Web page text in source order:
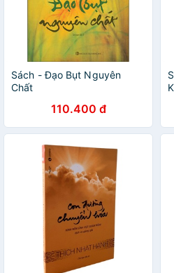
Sách - Đạo Bụt Nguyên
Chất
110.400 đ